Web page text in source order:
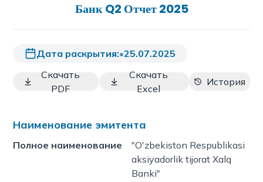
Банк Q2 Отчет 2025
Дата раскрытия:•25.07.2025
Скачать
PDF
Скачать
Excel
История
Наименование эмитента
Полное наименование
"O'zbekiston Respublikasi
aksiyadorlik tijorat Xalq
Banki"